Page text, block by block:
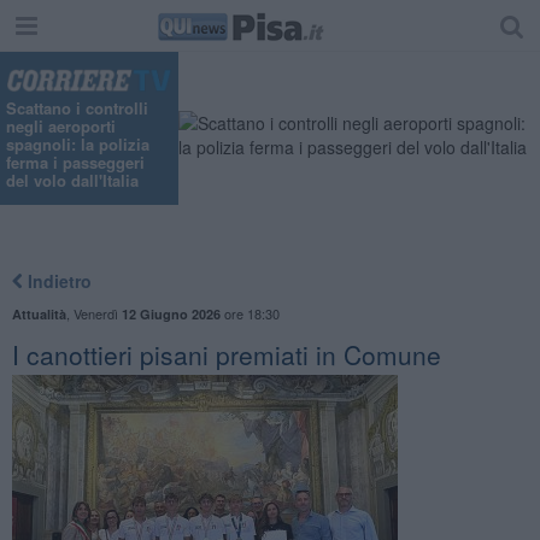
Scattano i controlli
negli aeroporti
spagnoli: la polizia
ferma i passeggeri
del volo dall'Italia
Indietro
Attualità Venerdì 12 Giugno 2026ore 18:30
I canottieri pisani premiati in Comune